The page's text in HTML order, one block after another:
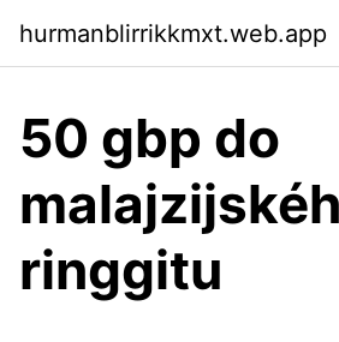
hurmanblirrikkmxt.web.app
50 gbp do
ringgitu